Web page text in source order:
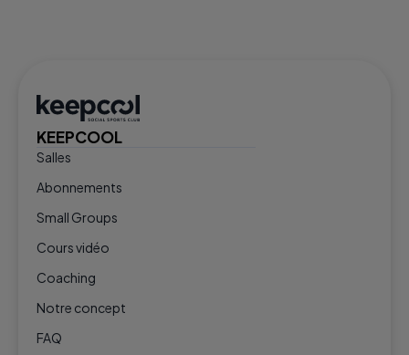
KEEPCOOL
Salles
Abonnements
Small Groups
Cours vidéo
Coaching
Notre concept
FAQ